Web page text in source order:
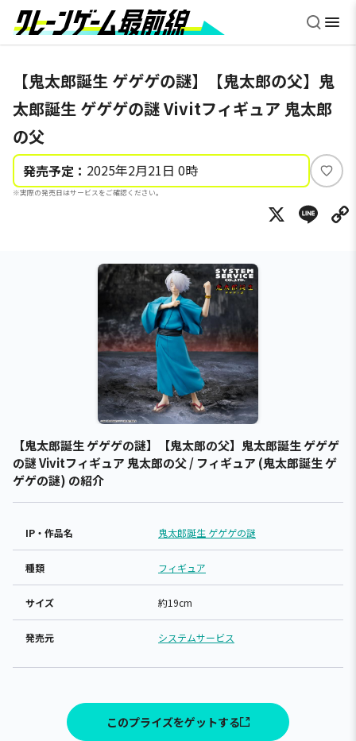
【鬼太郎誕生 ゲゲゲの謎】【鬼太郎の父】鬼
太郎誕生 ゲゲゲの謎 Vivitフィギュア 鬼太郎
の父
発売予定： 2025年2月21日 0時
※実際の発売日はサービスをご確認ください。
い
ね
X
【鬼太郎誕生 ゲゲゲの謎】【鬼太郎の父】鬼太郎誕生 ゲゲゲ
の謎 Vivitフィギュア 鬼太郎の父 / フィギュア (鬼太郎誕生 ゲ
ゲゲの謎) の紹介
IP・作品名 鬼太郎誕生 ゲゲゲの謎
種類 フィギュア
サイズ 約19cm
発売元 システムサービス
このプライズをゲットする